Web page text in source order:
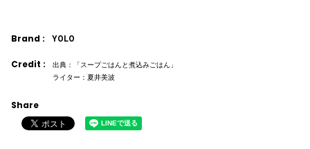
Brand : YOLO
Credit :
出典：「スープごはんと煮込みごはん」
ライター：夏井美波
Share